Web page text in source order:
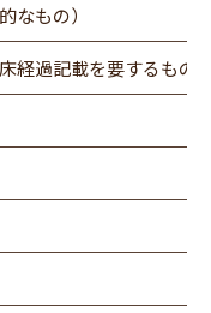
なもの）
経過記載を要するもの